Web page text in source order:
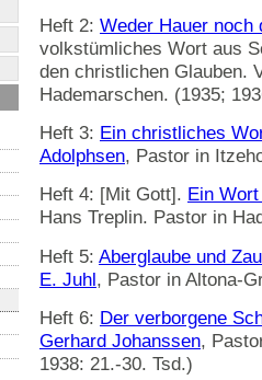
Heft 2: Weder Hauer noch
volkstümliches Wort aus
den christlichen Glauben.
Hademarschen. (1935;
Heft 3: Ein christliches
Adolphsen, Pastor in
Heft 4: [Mit Gott]. Ein
Hans Treplin. Pastor in
Heft 5: Aberglaube und
E. Juhl, Pastor in Altona-
Heft 6: Der verborgene
Gerhard Johanssen,
1938: 21.-30. Tsd.)